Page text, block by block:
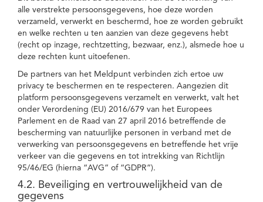
alle verstrekte persoonsgegevens, hoe deze worden
verzameld, verwerkt en beschermd, hoe ze worden gebruikt
en welke rechten u ten aanzien van deze gegevens hebt
(recht op inzage, rechtzetting, bezwaar, enz.), alsmede hoe u
deze rechten kunt uitoefenen.
De partners van het Meldpunt verbinden zich ertoe uw
privacy te beschermen en te respecteren. Aangezien dit
platform persoonsgegevens verzamelt en verwerkt, valt het
onder Verordening (EU) 2016/679 van het Europees
Parlement en de Raad van 27 april 2016 betreffende de
bescherming van natuurlijke personen in verband met de
verwerking van persoonsgegevens en betreffende het vrije
verkeer van die gegevens en tot intrekking van Richtlijn
95/46/EG (hierna “AVG” of “GDPR”).
4.2. Beveiliging en vertrouwelijkheid van de
gegevens